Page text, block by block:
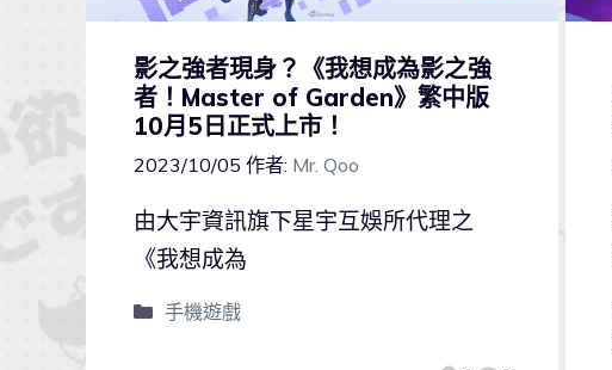
影之強者現身？《我想成為影之強
者！Master of Garden》繁中版
10月5日正式上市！
2023/10/05 作者: Mr. Qoo
由大宇資訊旗下星宇互娛所代理之
《我想成為
手機遊戲